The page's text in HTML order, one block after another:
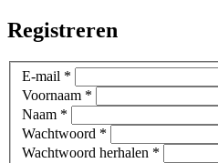
Registreren
E-mail *
Voornaam *
Naam *
Wachtwoord *
Wachtwoord herhalen *